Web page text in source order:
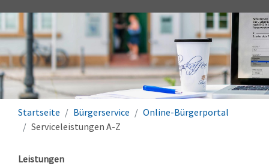
Startseite Bürgerservice
Online-Bürgerportal
Serviceleistungen A-Z
Leistungen